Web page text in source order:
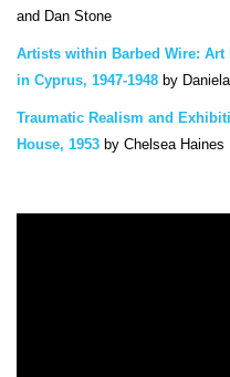
and Dan Stone
Artists within Barbed Wire:
in Cyprus, 1947-1948 by
Traumatic Realism and
House, 1953 by Chelsea Haines